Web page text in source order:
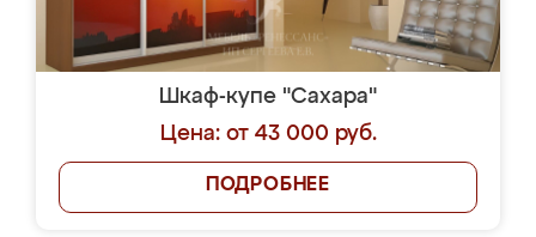
Шкаф-купе "Сахара"
Цена: от 43 000 руб.
ПОДРОБНЕЕ